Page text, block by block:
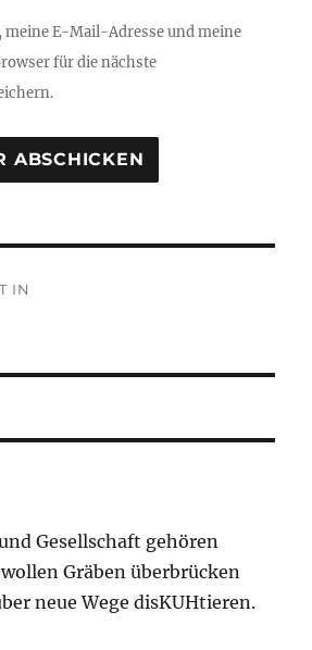
meine E-Mail-Adresse und meine
für die nächste
IN
Gesellschaft gehören
Gräben überbrücken
neue Wege disKUHtieren.